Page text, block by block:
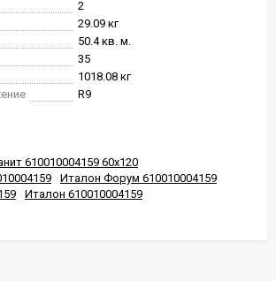
2
29.09 кг
50.4 кв. м.
35
1018.08 кг
R9
610010004159 60x120
Италон Форум 610010004159
Италон 610010004159